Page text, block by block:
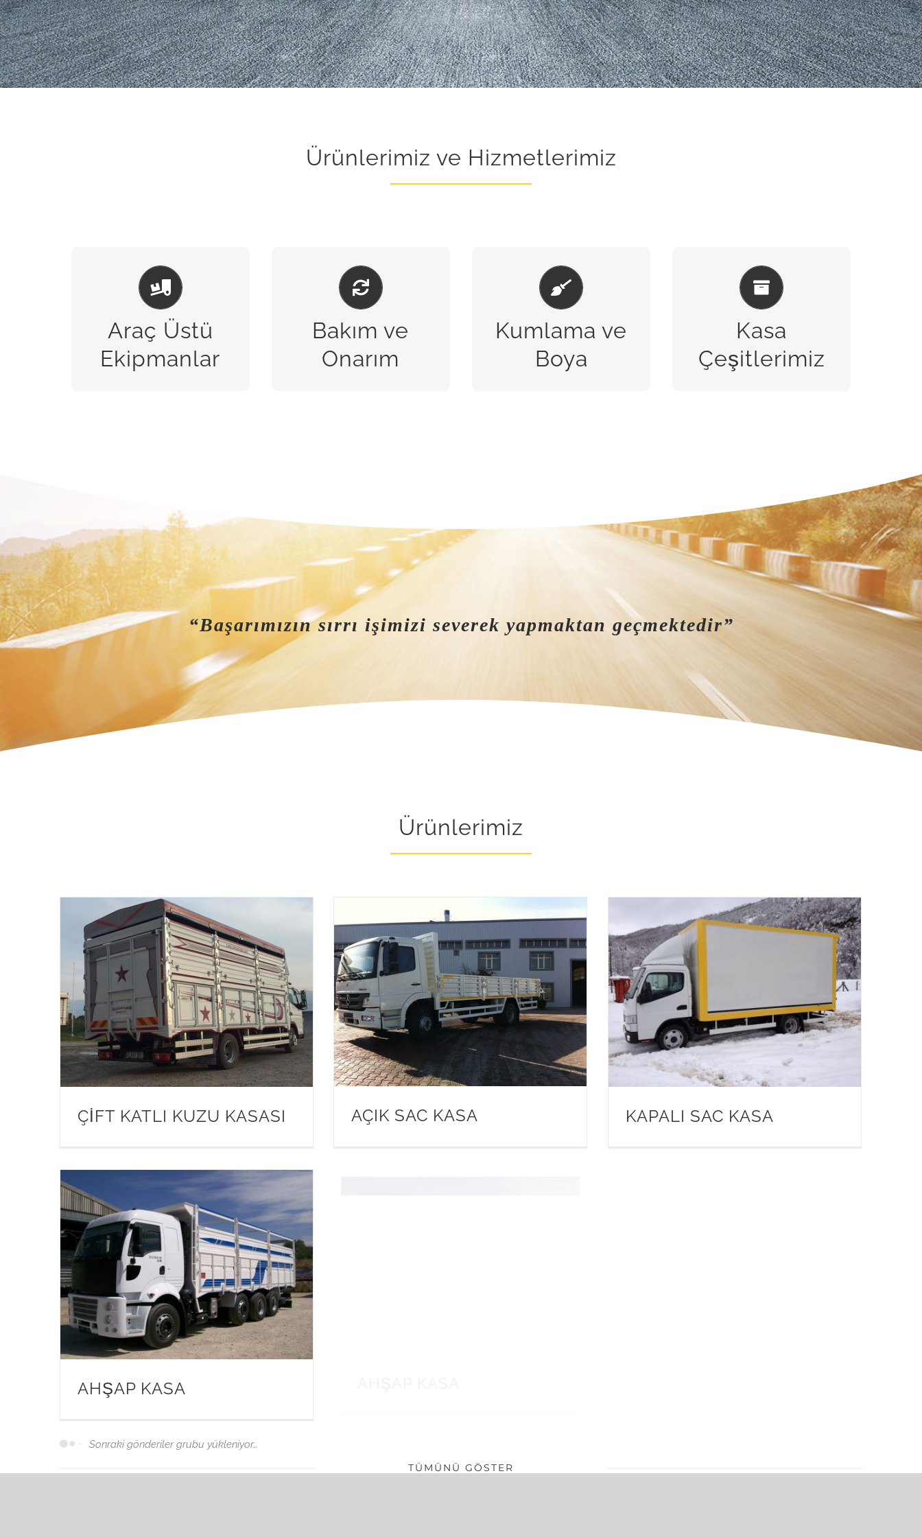
Ürünlerimiz ve Hizmetlerimiz
Araç Üstü
Ekipmanlar
ARAÇ ÜSTÜ
EKIPMANLAR
BİZE ULAŞIN
Bakım ve
Onarım
BAKIM & ONARIM
BİZE ULAŞIN
Kumlama ve
Boya
KUMLAMA & BOYA
BİZE ULAŞIN
Kasa
Çeşitlerimiz
KASA ÇEŞITLERIMIZ
BİZE ULAŞIN
“Başarımızın sırrı işimizi severek yapmaktan geçmektedir”
Ürünlerimiz
ÇİFT KATLI KUZU KASASI AÇIK SAC KASA KAPALI SAC KASA
AHŞAP KASA
Tüm öğeler görüntülendi.
TÜMÜNÜ GÖSTER